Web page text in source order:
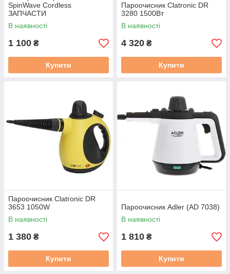
SpinWave Cordless
ЗАПЧАСТИ
В наявності
1 100 ₴
Купити
Пароочисник Clatronic DR
3280 1500Вт
В наявності
4 320 ₴
Купити
Пароочисник Clatronic DR
3653 1050W
В наявності
1 380 ₴
Купити
Пароочисник Adler (AD 7038)
В наявності
1 810 ₴
Купити